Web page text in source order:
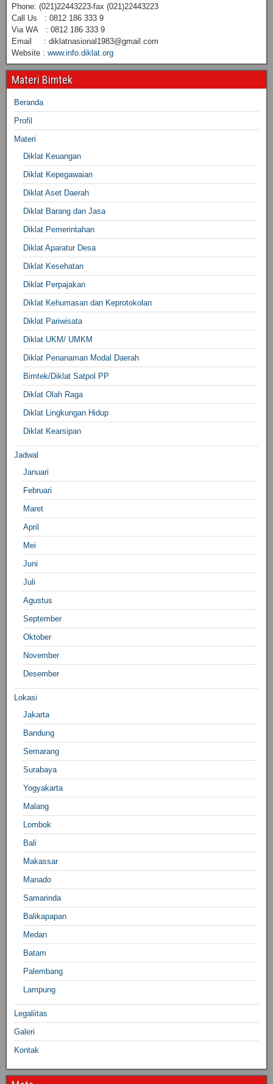
Phone: (021)22443223-fax (021)22443223
Call Us : 0812 186 333 9
Via WA : 0812 186 333 9
Email : diklatnasional1983@gmail.com
Website : www.info.diklat.org
Materi Bimtek
Beranda
Profil
Materi
Diklat Keuangan
Diklat Kepegawaian
Diklat Aset Daerah
Diklat Barang dan Jasa
Diklat Pemerintahan
Diklat Aparatur Desa
Diklat Kesehatan
Diklat Perpajakan
Diklat Kehumasan dan Keprotokolan
Diklat Pariwisata
Diklat UKM/ UMKM
Diklat Penanaman Modal Daerah
Bimtek/Diklat Satpol PP
Diklat Olah Raga
Diklat Lingkungan Hidup
Diklat Kearsipan
Jadwal
Januari
Februari
Maret
April
Mei
Juni
Juli
Agustus
September
Oktober
November
Desember
Lokasi
Jakarta
Bandung
Semarang
Surabaya
Yogyakarta
Malang
Lombok
Bali
Makassar
Manado
Samarinda
Balikapapan
Medan
Batam
Palembang
Lampung
Legaliitas
Galeri
Kontak